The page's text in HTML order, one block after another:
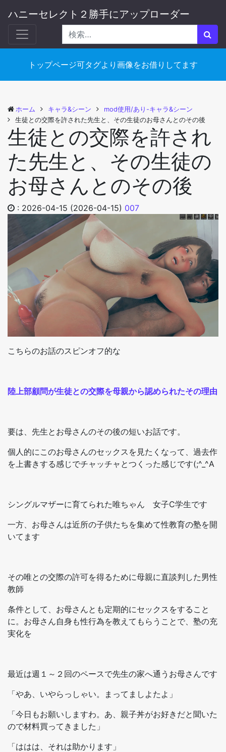
ハニーセレクト２勝手にアップローダー
トップページ可タグより画像をお借りしてます
ホーム キャラ&シーン
mod使用/あり-キャラ&シーン
生徒との交際を許された先生と、その生徒のお母さんとのその後
生徒との交際を許され
た先生と、その生徒の
お母さんとのその後
: 2026-04-15 (2026-04-15) 007
こちらのお話のスピンオフ的な
陸上部顧問が生徒との交際を母親から認められたその理由
要は、先生とお母さんのその後の短いお話です。
個人的にこのお母さんのセックスを見たくなって、過去作
を上書きする感じでチャッチャとつくった感じです(;^_^A
シングルマザーに育てられた唯ちゃん 女子C学生です
一方、お母さんは近所の子供たちを集めて性教育の塾を開
いてます
その唯との交際の許可を得るために母親に直談判した男性
教師
条件として、お母さんとも定期的にセックスをすること
に。お母さん自身も性行為を教えてもらうことで、塾の充
実化を
最近は週１～２回のペースで先生の家へ通うお母さんです
「やあ、いやらっしゃい。まってましよたよ」
「今日もお願いしますわ。あ、親子丼がお好きだと聞いた
ので材料買ってきました」
「ははは、それは助かります」